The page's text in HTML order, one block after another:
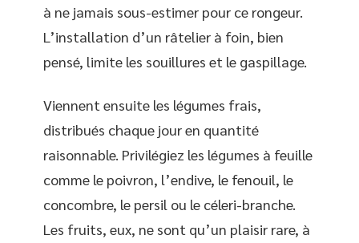
à ne jamais sous-estimer pour ce rongeur.
L’installation d’un râtelier à foin, bien
pensé, limite les souillures et le gaspillage.
Viennent ensuite les légumes frais,
distribués chaque jour en quantité
raisonnable. Privilégiez les légumes à feuille
comme le poivron, l’endive, le fenouil, le
concombre, le persil ou le céleri-branche.
Les fruits, eux, ne sont qu’un plaisir rare, à